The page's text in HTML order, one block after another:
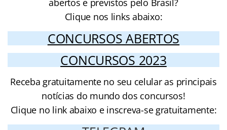
abertos e previstos pelo Brasil?
Clique nos links abaixo:
CONCURSOS ABERTOS
CONCURSOS 2023
Receba gratuitamente no seu celular as principais
notícias do mundo dos concursos!
Clique no link abaixo e inscreva-se gratuitamente: